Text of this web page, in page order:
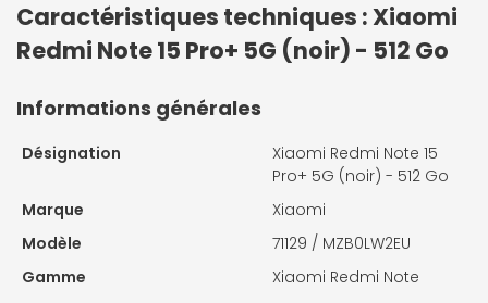
Caractéristiques techniques : Xiaomi
Redmi Note 15 Pro+ 5G (noir) - 512 Go
Informations générales
Désignation
Xiaomi Redmi Note 15
Pro+ 5G (noir) - 512 Go
Marque
Xiaomi
Modèle
71129 / MZB0LW2EU
Gamme
Xiaomi Redmi Note